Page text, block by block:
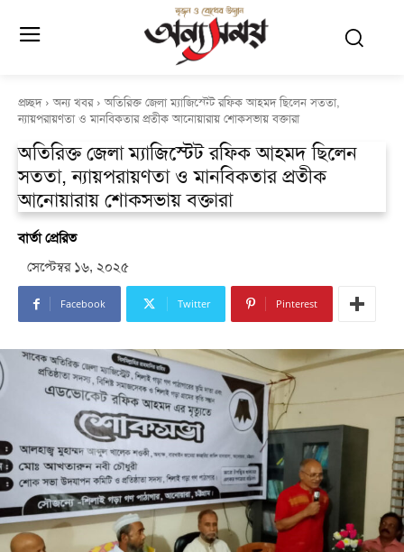
প্রচ্ছদ অন্য খবর
অতিরিক্ত জেলা ম্যাজিস্টেট রফিক আহমদ ছিলেন সততা,
ন্যায়পরায়ণতা ও মানবিকতার প্রতীক আনোয়ারায় শোকসভায় বক্তারা
অতিরিক্ত জেলা ম্যাজিস্টেট রফিক আহমদ ছিলেন
সততা, ন্যায়পরায়ণতা ও মানবিকতার প্রতীক
আনোয়ারায় শোকসভায় বক্তারা
বার্তা প্রেরিত
সেপ্টেম্বর ১৬, ২০২৫
Facebook Twitter Pinterest